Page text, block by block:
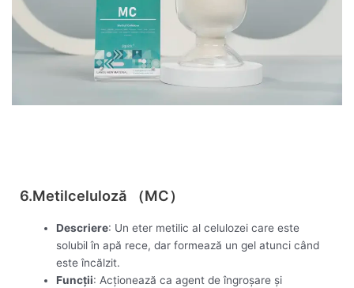
6.Metilceluloză （MC）
Descriere: Un eter metilic al celulozei care este
solubil în apă rece, dar formează un gel atunci când
este încălzit.
Funcții: Acționează ca agent de îngroșare și